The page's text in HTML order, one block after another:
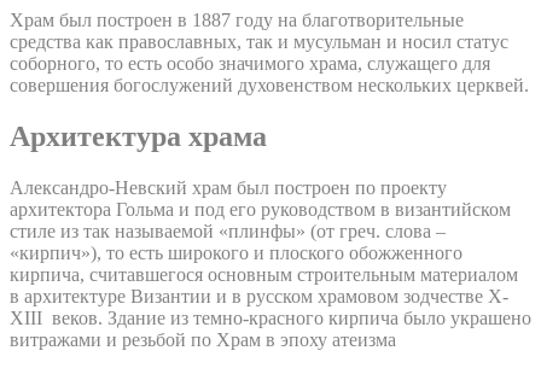
Храм был построен в 1887 году на благотворительные
средства как православных, так и мусульман и носил статус
соборного, то есть особо значимого храма, служащего для
совершения богослужений духовенством нескольких церквей.
Архитектура храма
Александро-Невский храм был построен по проекту
архитектора Гольма и под его руководством в византийском
стиле из так называемой «плинфы» (от греч. слова –
«кирпич»), то есть широкого и плоского обожженного
кирпича, считавшегося основным строительным материалом
в архитектуре Византии и в русском храмовом зодчестве X-
XIII веков. Здание из темно-красного кирпича было украшено
витражами и резьбой по Храм в эпоху атеизма